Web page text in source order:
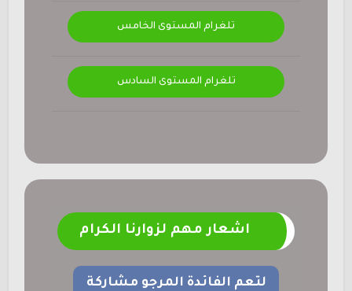
تلغرام المستوى الخامس
تلغرام المستوى السادس
اشعار مهم لزوارنا الكرام
لتعم الفائدة المرجو مشاركة